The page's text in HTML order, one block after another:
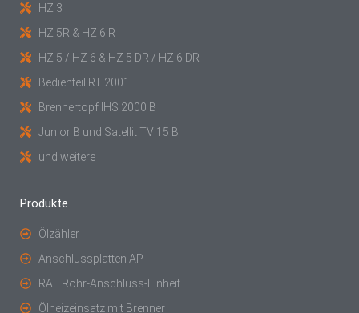
HZ 3
HZ 5R & HZ 6 R
HZ 5 / HZ 6 & HZ 5 DR / HZ 6 DR
Bedienteil RT 2001
Brennertopf IHS 2000 B
Junior B und Satellit TV 15 B
und weitere
Produkte
Ölzähler
Anschlussplatten AP
RAE Rohr-Anschluss-Einheit
Ölheizeinsatz mit Brenner